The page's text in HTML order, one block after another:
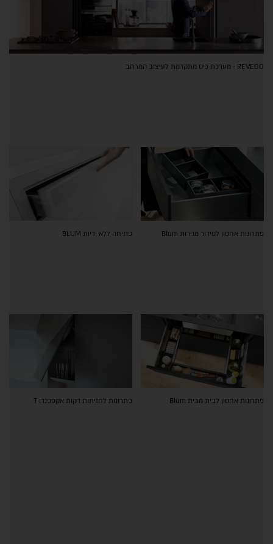
REVEGO - מערכת כיס מתקדמת לעיצוב המרחב
פתרונות אחסון לסידור מגירות Blum פתיחה ללא ידיות BLUM
פתרונות אחסון לבית מבית Blum פתרונות לחזיתות דקות אקספנדו T